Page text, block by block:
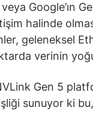
Google’ın
halinde
geleneksel
verinin
Gen 5
sunuyor ki